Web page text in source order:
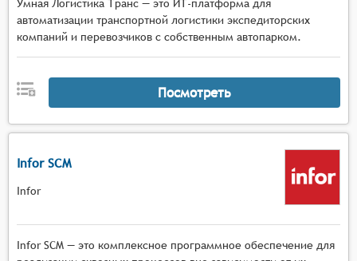
Умная Логистика Транс — это ИТ-платформа для
автоматизации транспортной логистики экспедиторских
компаний и перевозчиков с собственным автопарком.
Посмотреть
Infor SCM
Infor
Infor SCM — это комплексное программное обеспечение для